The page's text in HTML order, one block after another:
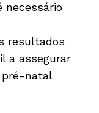
necessário
resultados
a assegurar
pré-natal